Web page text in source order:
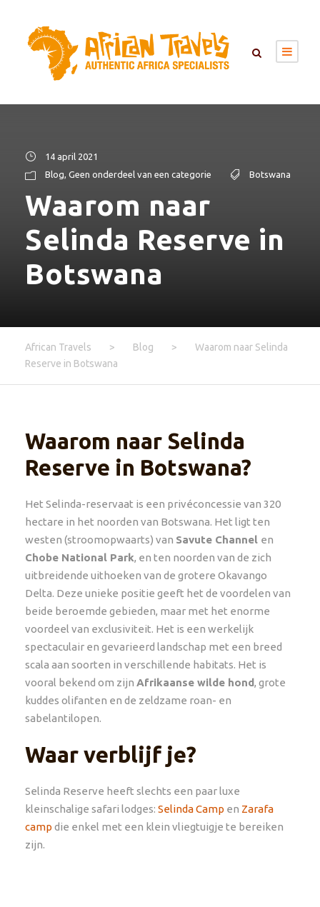
14 april 2021
Blog, Geen onderdeel van een categorie Botswana
Waarom naar
Selinda Reserve in
Botswana
African Travels > Blog >
Waarom naar Selinda
Reserve in Botswana
Waarom naar Selinda
Reserve in Botswana?
Het Selinda-reservaat is een privéconcessie van 320
hectare in het noorden van Botswana. Het ligt ten
westen (stroomopwaarts) van Savute Channel en
Chobe National Park, en ten noorden van de zich
uitbreidende uithoeken van de grotere Okavango
Delta. Deze unieke positie geeft het de voordelen van
beide beroemde gebieden, maar met het enorme
voordeel van exclusiviteit. Het is een werkelijk
spectaculair en gevarieerd landschap met een breed
scala aan soorten in verschillende habitats. Het is
vooral bekend om zijn Afrikaanse wilde hond, grote
kuddes olifanten en de zeldzame roan- en
sabelantilopen.
Waar verblijf je?
Selinda Reserve heeft slechts een paar luxe
kleinschalige safari lodges: Selinda Camp en Zarafa
camp die enkel met een klein vliegtuigje te bereiken
zijn.